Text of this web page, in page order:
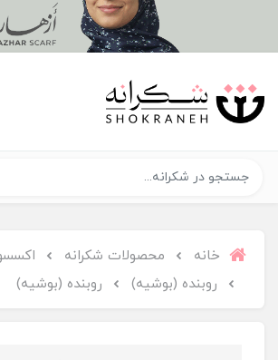
خانه محصولات شکرانه
روبنده (بوشیه)
روبنده (بوشیه)